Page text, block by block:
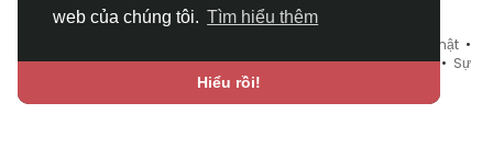
web của chúng tôi. Tìm hiểu thêm
Hiểu rồi!
Chính sách bảo mật •
Liên hệ chúng tôi•Bao Quát•Danh mục•Blog•Diễn đàn• Sự
Chợ Tình•